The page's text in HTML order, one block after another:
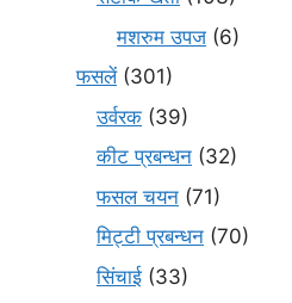
मशरुम उपज (6)
फसलें(301)
उर्वरक (39)
कीट प्रबन्धन (32)
फसल चयन (71)
मि‌ट्टी प्रबन्धन (70)
सिंचाई (33)